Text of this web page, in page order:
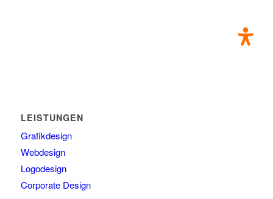
LEISTUNGEN
Grafikdesign
Webdesign
Logodesign
Corporate Design